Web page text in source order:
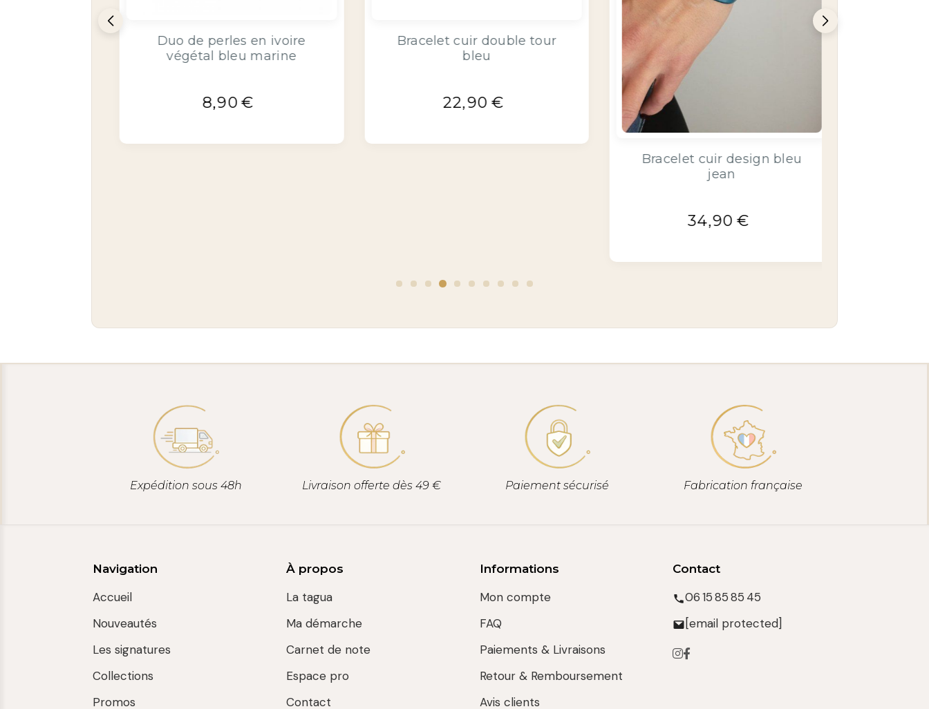
Bracelet Cuir & Charms
Créatifs bleu éléctrique
22,90
Bracelet Élégance en perles
Expédition sous 48h Livraison offerte dès 49 € Paiement sécurisé Fabrication française
Navigation
Accueil
Nouveautés
Les signatures
Collections
Promos
À propos
La tagua
Ma démarche
Carnet de note
Espace pro
Contact
Informations
Mon compte
FAQ
Paiements & Livraisons
Retour & Remboursement
Avis clients
Contact
06 15 85 85 45
[email protected]